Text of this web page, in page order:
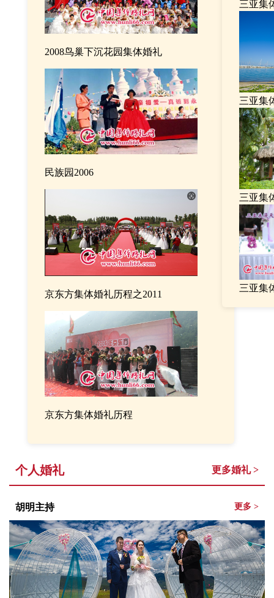
2008鸟巢下沉花园集体婚礼
民族园2006
京东方集体婚礼历程之2011
京东方集体婚礼历程
三亚集
三亚集
三亚集
三亚集
个人婚礼 更多婚礼 >
更多 >
胡明主持